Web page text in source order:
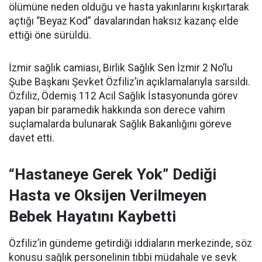
ölümüne neden olduğu ve hasta yakınlarını kışkırtarak
açtığı “Beyaz Kod” davalarından haksız kazanç elde
ettiği öne sürüldü.
İzmir sağlık camiası, Birlik Sağlık Sen İzmir 2 No’lu
Şube Başkanı Şevket Özfiliz’in açıklamalarıyla sarsıldı.
Özfiliz, Ödemiş 112 Acil Sağlık İstasyonunda görev
yapan bir paramedik hakkında son derece vahim
suçlamalarda bulunarak Sağlık Bakanlığını göreve
davet etti.
“Hastaneye Gerek Yok” Dediği
Hasta ve Oksijen Verilmeyen
Bebek Hayatını Kaybetti
Özfiliz’in gündeme getirdiği iddiaların merkezinde, söz
konusu sağlık personelinin tıbbi müdahale ve sevk